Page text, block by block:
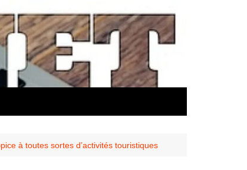
à toutes sortes d’activités touristiques